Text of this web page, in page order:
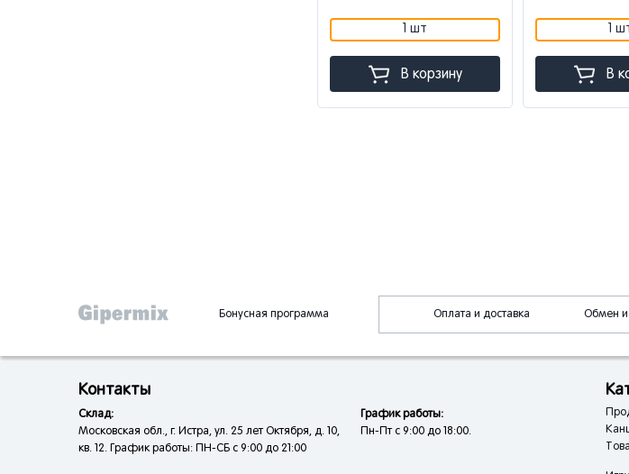
1 шт
В корзину
1
В
Бонусная программа Оплата и доставка Обмен и
Контакты
Склад:
Московская обл., г. Истра, ул. 25 лет Октября, д. 10,
кв. 12. График работы: ПН-СБ с 9:00 до 21:00
График работы:
Пн-Пт с 9:00 до 18:00.